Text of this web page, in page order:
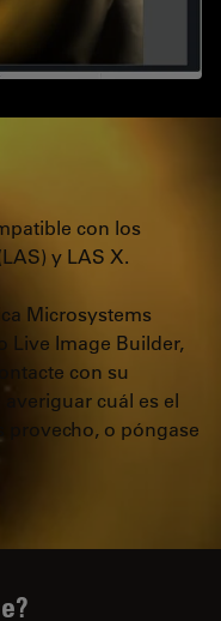
con los
y LAS X.
Microsystems
Live Image Builder,
con su
averiguar cuál es el
provecho, o póngase